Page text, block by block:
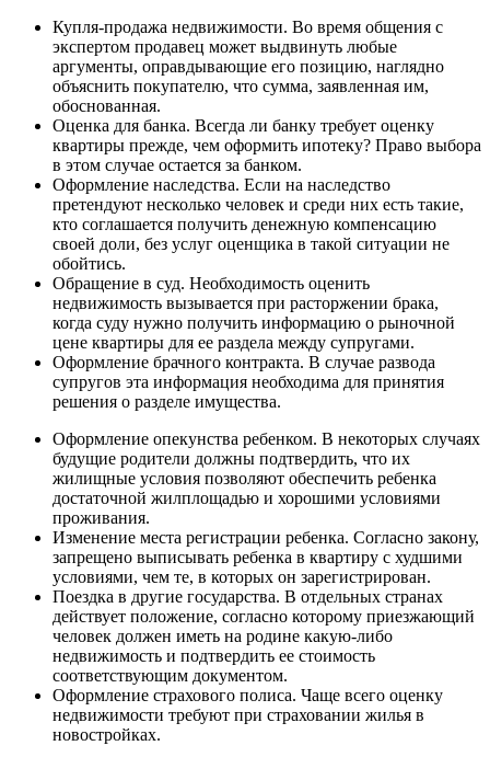
Купля-продажа недвижимости. Во время общения с
экспертом продавец может выдвинуть любые
аргументы, оправдывающие его позицию, наглядно
объяснить покупателю, что сумма, заявленная им,
обоснованная.
Оценка для банка. Всегда ли банку требует оценку
квартиры прежде, чем оформить ипотеку? Право выбора
в этом случае остается за банком.
Оформление наследства. Если на наследство
претендуют несколько человек и среди них есть такие,
кто соглашается получить денежную компенсацию
своей доли, без услуг оценщика в такой ситуации не
обойтись.
Обращение в суд. Необходимость оценить
недвижимость вызывается при расторжении брака,
когда суду нужно получить информацию о рыночной
цене квартиры для ее раздела между супругами.
Оформление брачного контракта. В случае развода
супругов эта информация необходима для принятия
решения о разделе имущества.
Оформление опекунства ребенком. В некоторых случаях
будущие родители должны подтвердить, что их
жилищные условия позволяют обеспечить ребенка
достаточной жилплощадью и хорошими условиями
проживания.
Изменение места регистрации ребенка. Согласно закону,
запрещено выписывать ребенка в квартиру с худшими
условиями, чем те, в которых он зарегистрирован.
Поездка в другие государства. В отдельных странах
действует положение, согласно которому приезжающий
человек должен иметь на родине какую-либо
недвижимость и подтвердить ее стоимость
соответствующим документом.
Оформление страхового полиса. Чаще всего оценку
недвижимости требуют при страховании жилья в
новостройках.